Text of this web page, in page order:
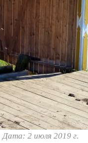
Дата: 2 июля 2019 г.